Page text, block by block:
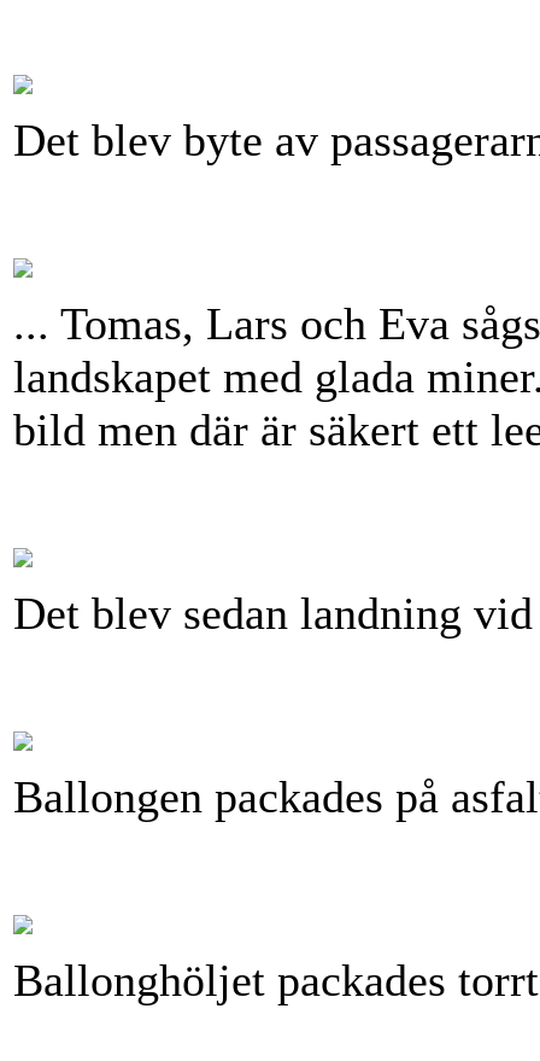
Det blev byte av
... Tomas, Lars och Eva
landskapet med glada
bild men där är säkert ett
Det blev sedan landning
Ballongen packades på
Ballonghöljet packades